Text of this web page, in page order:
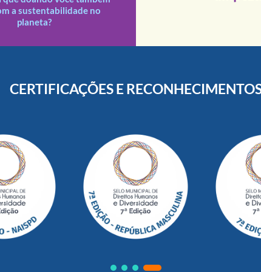
a sustentabilidade no
planeta?
doações recebidas são
CERTIFICAÇÕES E